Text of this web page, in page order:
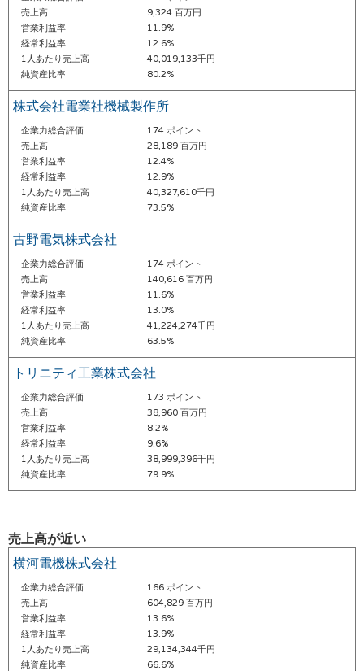
売上高
9,324 百万円
営業利益率
11.9%
経常利益率
12.6%
1人あたり売上高
40,019,133千円
純資産比率
80.2%
株式会社電業社機械製作所
企業力総合評価
174 ポイント
売上高
28,189 百万円
営業利益率
12.4%
経常利益率
12.9%
1人あたり売上高
40,327,610千円
純資産比率
73.5%
古野電気株式会社
企業力総合評価
174 ポイント
売上高
140,616 百万円
営業利益率
11.6%
経常利益率
13.0%
1人あたり売上高
41,224,274千円
純資産比率
63.5%
トリニティ工業株式会社
企業力総合評価
173 ポイント
売上高
38,960 百万円
営業利益率
8.2%
経常利益率
9.6%
1人あたり売上高
38,999,396千円
純資産比率
79.9%
売上高が近い
横河電機株式会社
企業力総合評価
166 ポイント
売上高
604,829 百万円
営業利益率
13.6%
経常利益率
13.9%
1人あたり売上高
29,134,344千円
純資産比率
66.6%